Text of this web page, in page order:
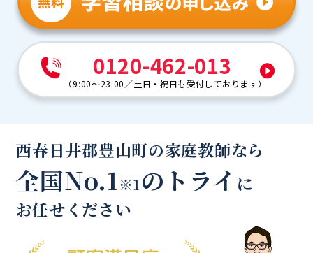
0120-462-013
（9:00～23:00／土日・祝日も受付しております）
西春日井郡豊山町の家庭教師なら
全国No.1※1のトライ に
お任せください